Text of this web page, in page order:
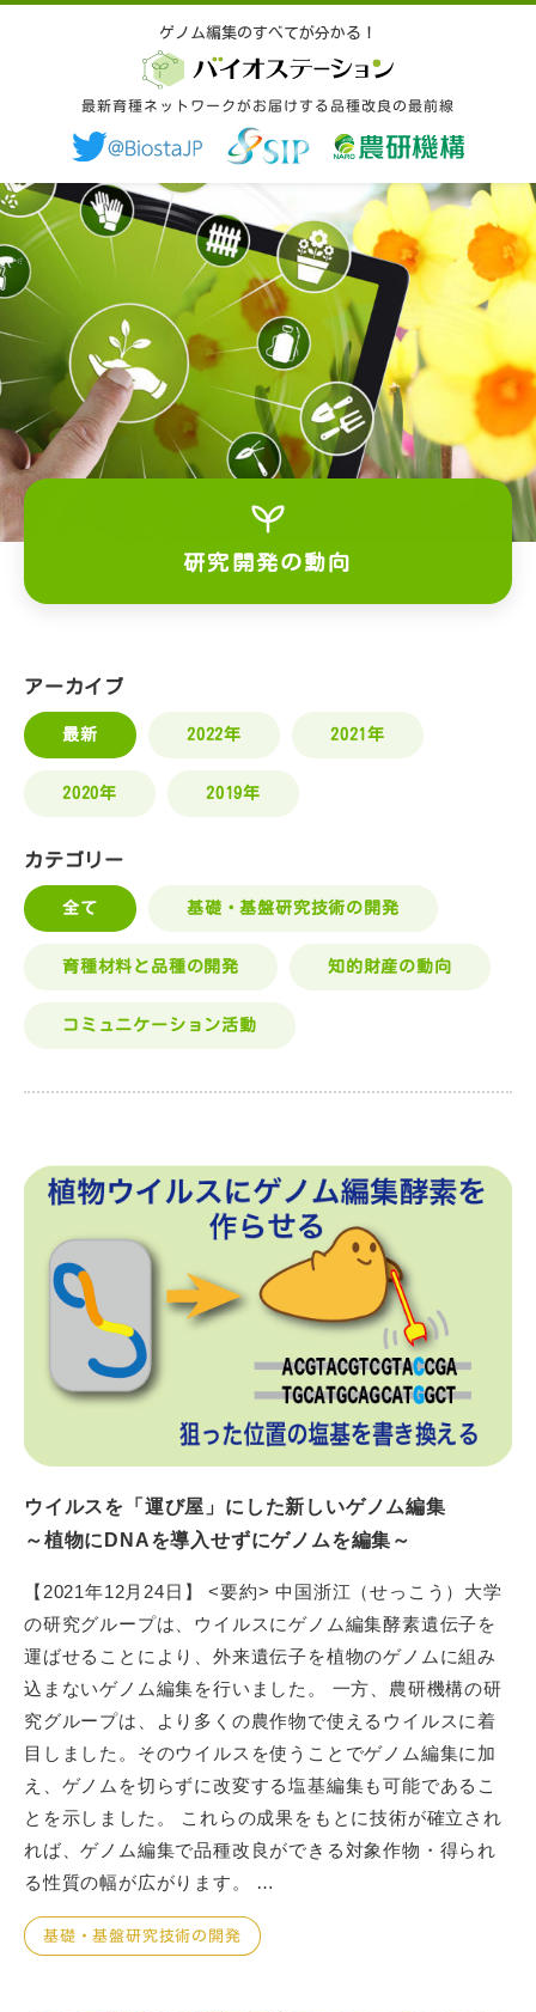
ゲノム編集のすべてが分かる！
最新育種ネットワークがお届けする品種改良の最前線
ゲノム編集のすべてが分かる！
最新育種ネットワークがお届けする品種改良の最前線
ゲノム編集とは
品種改良とバイオ入門
ゲノム編集の取扱いルール
研究開発の動向
最新育種ネットワークとは
イベント
動画コーナー
リンク集
ご意見・お問合せ
JA EN
シェアする
研究開発の動向
アーカイブ
最新 2022年 2021年
2020年 2019年
カテゴリー
全て 基礎・基盤研究技術の開発
育種材料と品種の開発 知的財産の動向
コミュニケーション活動
ウイルスを「運び屋」にした新しいゲノム編集
～植物にDNAを導入せずにゲノムを編集～
【2021年12月24日】 <要約> 中国浙江（せっこう）大学
の研究グループは、ウイルスにゲノム編集酵素遺伝子を
運ばせることにより、外来遺伝子を植物のゲノムに組み
込まないゲノム編集を行いました。 一方、農研機構の研
究グループは、より多くの農作物で使えるウイルスに着
目しました。そのウイルスを使うことでゲノム編集に加
え、ゲノムを切らずに改変する塩基編集も可能であるこ
とを示しました。 これらの成果をもとに技術が確立され
れば、ゲノム編集で品種改良ができる対象作物・得られ
る性質の幅が広がります。 …
基礎・基盤研究技術の開発